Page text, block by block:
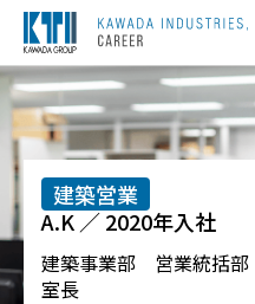
建築営業
A.K ／ 2020年入社
建築事業部 営業統括部
室長